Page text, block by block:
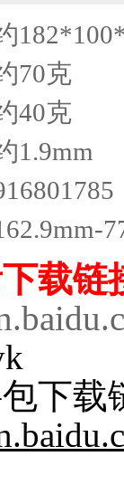
70克
40克
1.9mm
载链
下载